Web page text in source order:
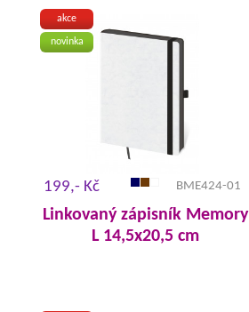
akce
novinka
199,- Kč BME424-01
Linkovaný zápisník Memory
L 14,5x20,5 cm